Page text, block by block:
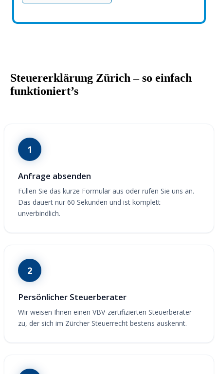
Steuererklärung Zürich – so einfach
funktioniert’s
1
Anfrage absenden
Füllen Sie das kurze Formular aus oder rufen Sie uns an.
Das dauert nur 60 Sekunden und ist komplett
unverbindlich.
2
Persönlicher Steuerberater
Wir weisen Ihnen einen VBV-zertifizierten Steuerberater
zu, der sich im Zürcher Steuerrecht bestens auskennt.